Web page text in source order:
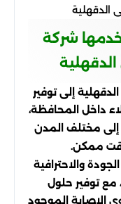
شركة
إلى توفير
داخل المحافظة،
إلى مختلف المدن
وقت ممكن.
والاحترافية
مع توفير حلول
الإصابة الموجود